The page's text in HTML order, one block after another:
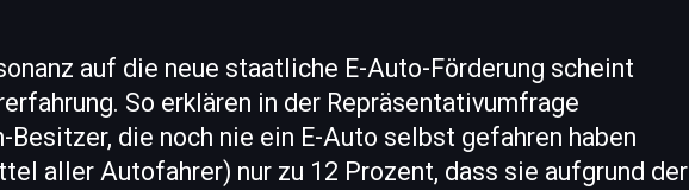
auf die neue staatliche E-Auto-Förderung scheint
So erklären in der Repräsentativumfrage
Besitzer, die noch nie ein E-Auto selbst gefahren haben
aller Autofahrer) nur zu 12 Prozent, dass sie aufgrund der